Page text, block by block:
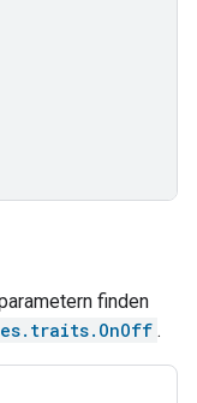
finden
.